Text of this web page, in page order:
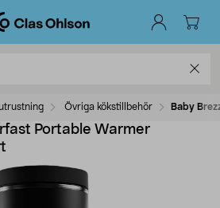
Övriga kökstillbehör Baby
Portable Warmer